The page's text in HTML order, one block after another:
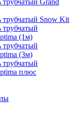
трубчатый Grand
трубчатый Snow Kit
трубчатый
(1м)
трубчатый
(3м)
трубчатый
плюс